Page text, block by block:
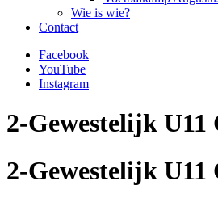
Wie is wie?
Contact
Facebook
YouTube
Instagram
2-Gewestelijk U11
2-Gewestelijk U11